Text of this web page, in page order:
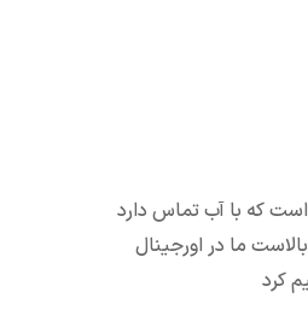
که با آب تماس دارد
ما در اورجینال
کرد